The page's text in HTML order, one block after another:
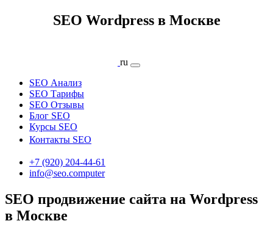
SEO Wordpress в Москве
ru
SEO Анализ
SEO Тарифы
SEO Отзывы
Блог SEO
Курсы SEO
Контакты SEO
+7 (920) 204-44-61
info@seo.computer
SEO продвижение сайта на Wordpress
в Москве